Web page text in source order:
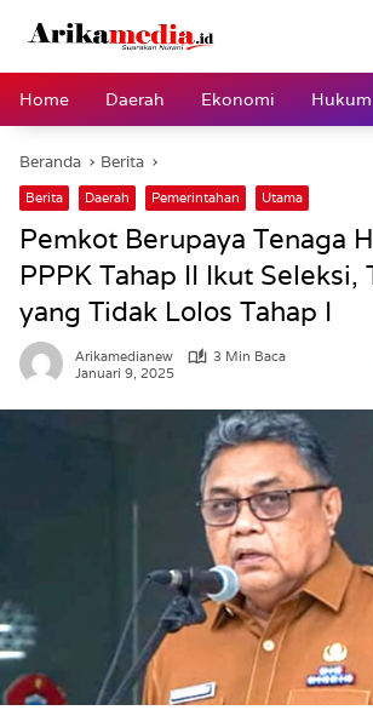
Home
Daerah Ekonomi
Beranda Berita
Berita Daerah Pemerintahan Utama
Pemkot Berupaya Tenaga
PPPK Tahap II Ikut Seleksi,
yang Tidak Lolos Tahap I
Arikamedianew
3 Min Baca
Januari 9, 2025